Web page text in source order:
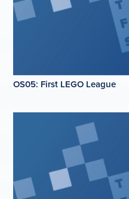
OS05: First LEGO League